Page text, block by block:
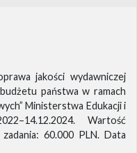
jakości wydawniczej
państwa w ramach
Ministerstwa Edukacji i
Wartość
60.000 PLN. Data